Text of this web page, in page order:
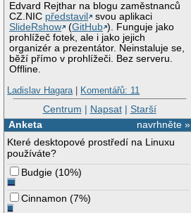
Edvard Rejthar na blogu zaměstnanců
CZ.NIC představil
svou aplikaci
SlideRshow
(GitHub ). Funguje jako
prohlížeč fotek, ale i jako jejich
organizér a prezentátor. Neinstaluje se,
běží přímo v prohlížeči. Bez serveru.
Offline.
Ladislav Hagara| Komentářů: 11
Centrum | Napsat| Starší
navrhněte »
Anketa
Které desktopové prostředí na Linuxu
používáte?
Budgie (10%)
Cinnamon (7%)